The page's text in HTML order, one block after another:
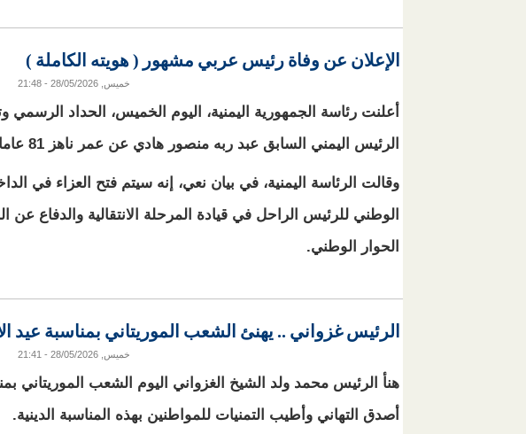
الإعلان عن وفاة رئيس عربي مشهور ( هويته الكاملة )
خميس, 28/05/2026 - 21:48
أعلنت رئاسة الجمهورية اليمنية، اليوم الخميس، الحداد الرسمي
الرئيس اليمني السابق عبد ربه منصور هادي عن عمر ناهز 81 عاما.
وقالت الرئاسة اليمنية، في بيان نعي، إنه سيتم فتح العزاء في
الوطني للرئيس الراحل في قيادة المرحلة الانتقالية والدفاع عن
الحوار الوطني.
الرئيس غزواني .. يهنئ الشعب الموريتاني بمناسبة عيد
خميس, 28/05/2026 - 21:41
هنأ الرئيس محمد ولد الشيخ الغزواني اليوم الشعب الموريتاني
أصدق التهاني وأطيب التمنيات للمواطنين بهذه المناسبة الدينية.